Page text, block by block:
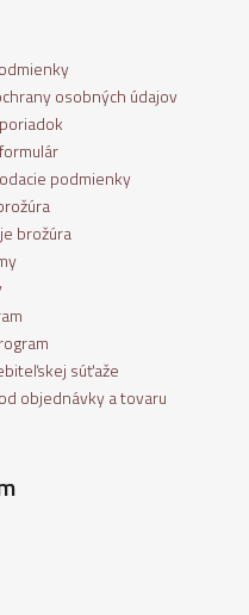
osobných údajov
podmienky
brožúra
súťaže
objednávky a tovaru